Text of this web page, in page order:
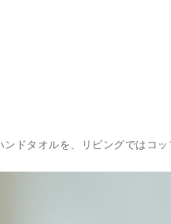
ドタオルを、リビングではコッ